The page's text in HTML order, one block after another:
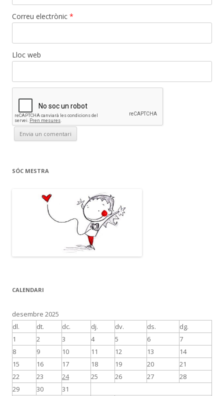
Correu electrònic *
Lloc web
SÓC MESTRA
CALENDARI
desembre 2025
dl.
dt. dc. dj. dv. ds. dg.
1 2 3 4 5 6
7
8
9 10 11 12 13
14
15
16 17 18 19 20
21
22
23 24 25 26 27
28
29
30 31